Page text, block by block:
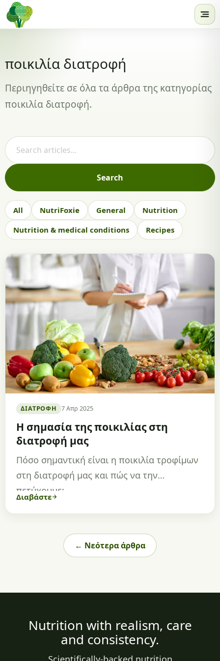
Skip to content
ποικιλία διατροφή
Περιηγηθείτε σε όλα τα άρθρα της κατηγορίας
ποικιλία διατροφή.
Search articles
Search
All NutriFoxie General
Nutrition
Nutrition & medical conditions
Recipes
ΔΙΑΤΡΟΦΉ 7 Απρ 2025
Η σημασία της ποικιλίας στη
διατροφή μας
Πόσο σημαντική είναι η ποικιλία τροφίμων
στη διατροφή μας και πώς να την
πετύχουμε;
Διαβάστε
← Νεότερα άρθρα
Nutrition with realism, care
and consistency.